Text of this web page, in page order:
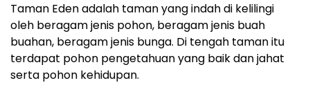
Taman Eden adalah taman yang indah di kelilingi
oleh beragam jenis pohon, beragam jenis buah
buahan, beragam jenis bunga. Di tengah taman itu
terdapat pohon pengetahuan yang baik dan jahat
serta pohon kehidupan.